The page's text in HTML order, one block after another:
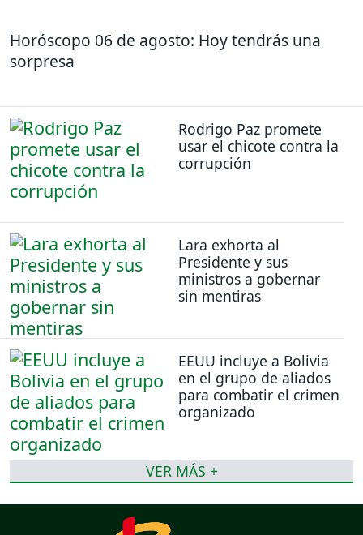
Horóscopo 06 de agosto: Hoy tendrás una
sorpresa
Rodrigo Paz promete
usar el chicote contra la
corrupción
Lara exhorta al
Presidente y sus
ministros a gobernar
sin mentiras
EEUU incluye a Bolivia
en el grupo de aliados
para combatir el crimen
organizado
VER MÁS +